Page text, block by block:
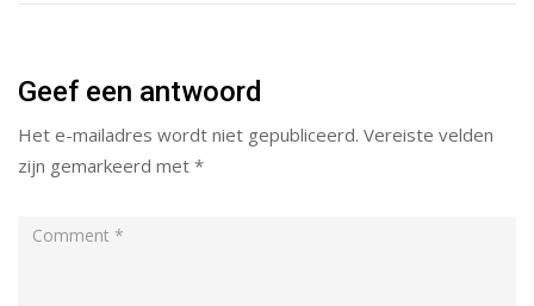
Geef een antwoord
Het e-mailadres wordt niet gepubliceerd. Vereiste velden
zijn gemarkeerd met *